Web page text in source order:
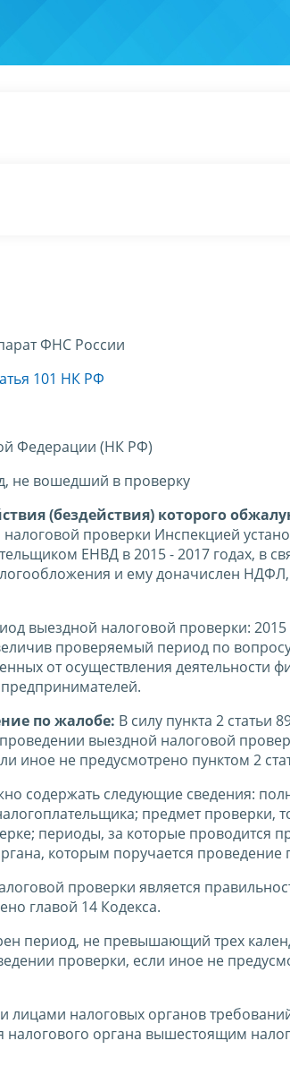
ФНС России
101 НК РФ
Федерации (НК РФ)
не вошедший в проверку
(бездействия) которого
проверки Инспекцией
ЕНВД в 2015 - 2017 годах, в
и ему доначислен НДФЛ,
выездной налоговой проверки: 2015
проверяемый период по
от осуществления деятельности
по жалобе: В силу пункта 2 статьи
выездной налоговой
иное не предусмотрено пунктом 2
содержать следующие сведения:
предмет проверки,
периоды, за которые проводится
которым поручается проведение
проверки является
главой 14 Кодекса.
период, не превышающий трех
проверки, если иное не
лицами налоговых органов
органа вышестоящим